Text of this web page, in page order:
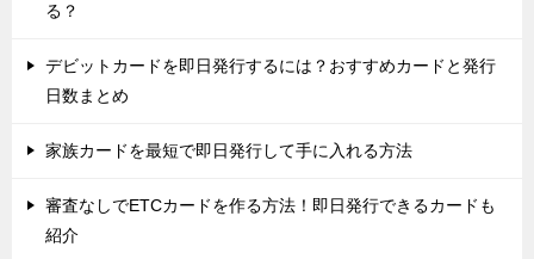
る？
デビットカードを即日発行するには？おすすめカードと発行
日数まとめ
家族カードを最短で即日発行して手に入れる方法
審査なしでETCカードを作る方法！即日発行できるカードも
紹介